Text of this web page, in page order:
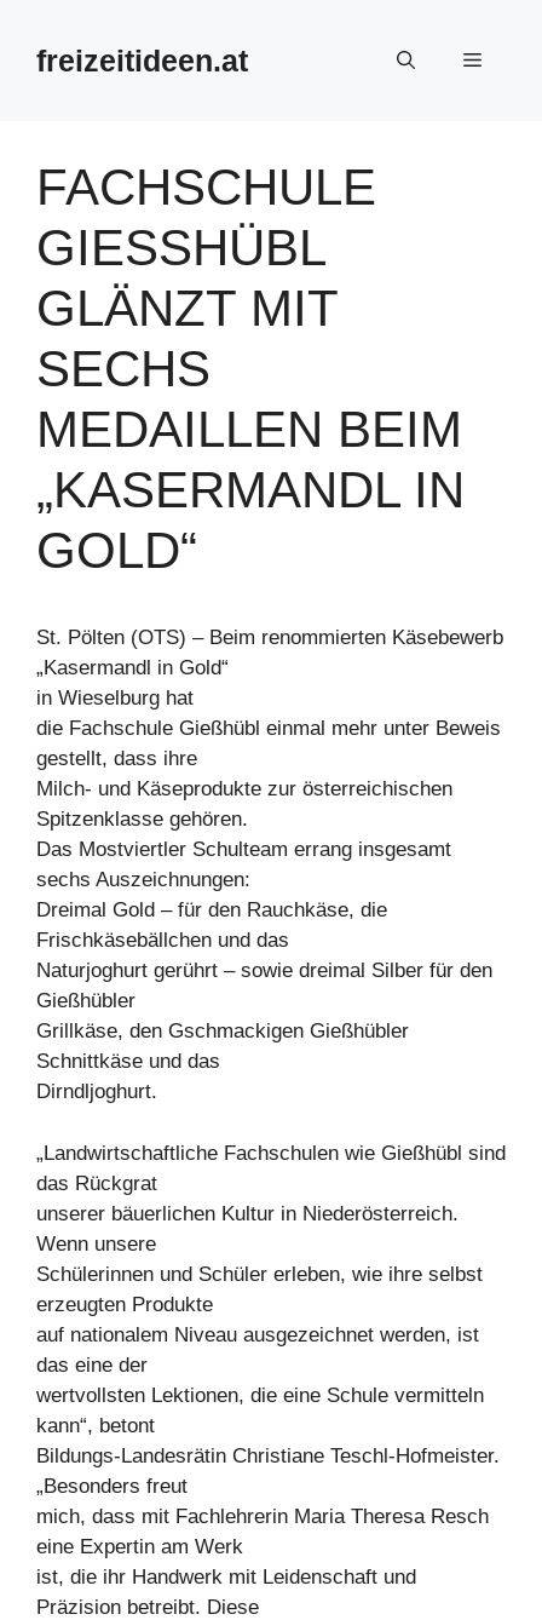
Inhalt
springenfreizeitideen.at Menü
FACHSCHULE
GIESSHÜBL G
LÄNZT MIT S
ECHS M
EDAILLEN BEIM „
KASERMANDL IN G
OLD“
St. Pölten (OTS) – Beim renommierten Käsebewerb
„Kasermandl in Gold“
in Wieselburg hat
die Fachschule Gießhübl einmal mehr unter Beweis
gestellt, dass ihre
Milch- und Käseprodukte zur österreichischen
Spitzenklasse gehören.
Das Mostviertler Schulteam errang insgesamt
sechs Auszeichnungen:
Dreimal Gold – für den Rauchkäse, die
Frischkäsebällchen und das
Naturjoghurt gerührt – sowie dreimal Silber für den
Gießhübler
Grillkäse, den Gschmackigen Gießhübler
Schnittkäse und das
Dirndljoghurt.
„Landwirtschaftliche Fachschulen wie Gießhübl sind
das Rückgrat
unserer bäuerlichen Kultur in Niederösterreich.
Wenn unsere
Schülerinnen und Schüler erleben, wie ihre selbst
erzeugten Produkte
auf nationalem Niveau ausgezeichnet werden, ist
das eine der
wertvollsten Lektionen, die eine Schule vermitteln
kann“, betont
Bildungs-Landesrätin Christiane Teschl-Hofmeister.
„Besonders freut
mich, dass mit Fachlehrerin Maria Theresa Resch
eine Expertin am Werk
ist, die ihr Handwerk mit Leidenschaft und
Präzision betreibt. Diese